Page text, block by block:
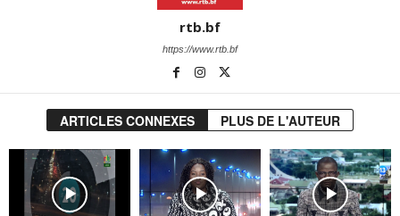
rtb.bf
https://www.rtb.bf
ARTICLES CONNEXES PLUS DE L'AUTEUR